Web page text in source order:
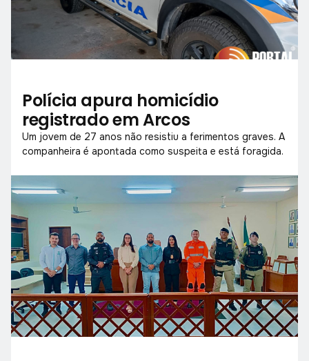
Polícia apura homicídio
registrado em Arcos
Um jovem de 27 anos não resistiu a ferimentos graves. A
companheira é apontada como suspeita e está foragida.